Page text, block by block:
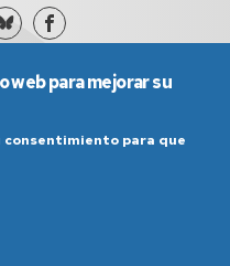
para mejorar su
consentimiento para que